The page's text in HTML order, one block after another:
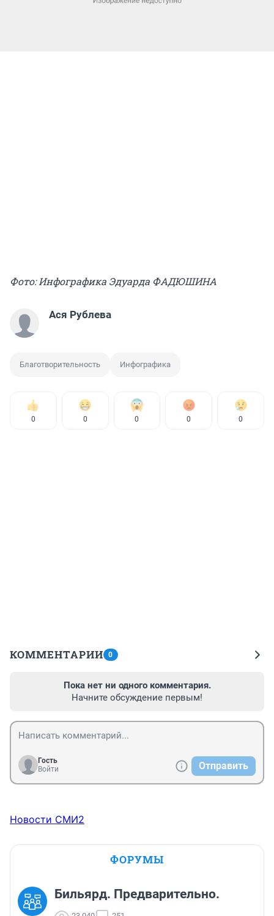
Фото: Инфографика Эдуарда ФАДЮШИНА
Ася Рублева
Благотворительность Инфографика
0 0 0 0 0
КОММЕНТАРИИ 0
Пока нет ни одного комментария.
Начните обсуждение первым!
Гость
Войти
Отправить
Новости СМИ2
ФОРУМЫ
Бильярд. Предварительно.